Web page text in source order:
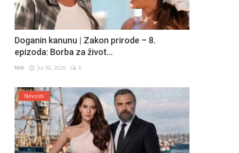
Doganin kanunu | Zakon prirode – 8.
epizoda: Borba za život...
Milt Jul 30, 2026 0
Novosti